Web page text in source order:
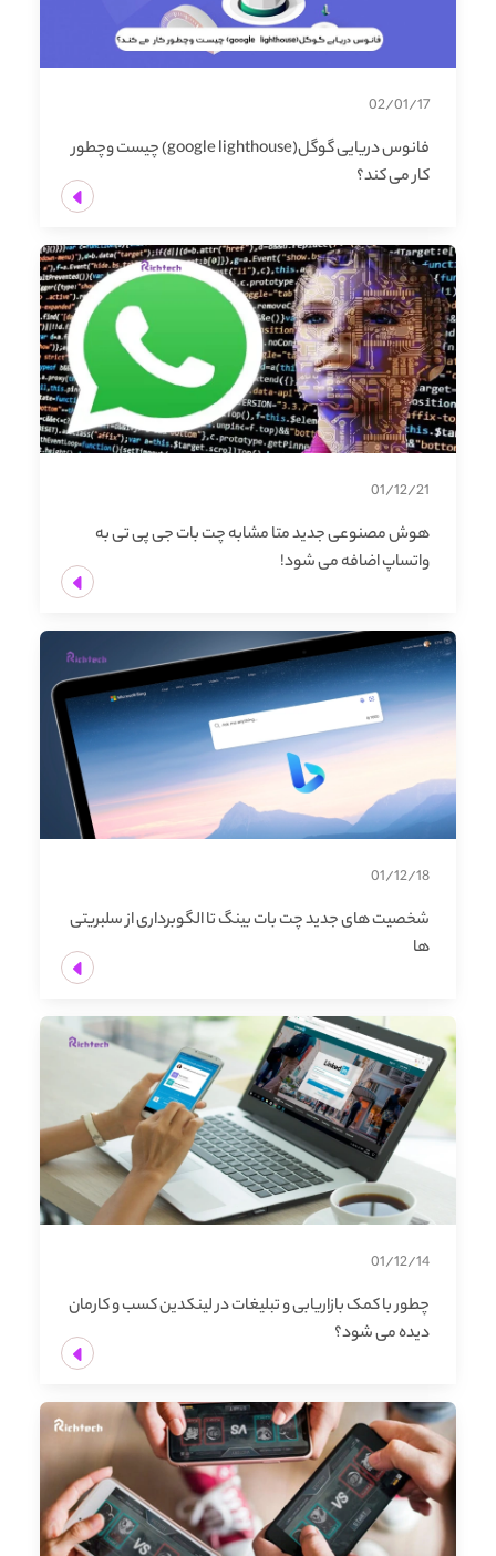
02/01/17
فانوس دریایی گوگل(google lighthouse) چیست وچطور
کار می کند؟
01/12/21
هوش مصنوعی جدید متا مشابه چت بات جی پی تی به
واتساپ اضافه می شود!
01/12/18
شخصیت های جدید چت بات بینگ تا الگوبرداری از سلبریتی
ها
01/12/14
چطور با کمک بازاریابی و تبلیغات در لینکدین کسب و کارمان
دیده می شود؟